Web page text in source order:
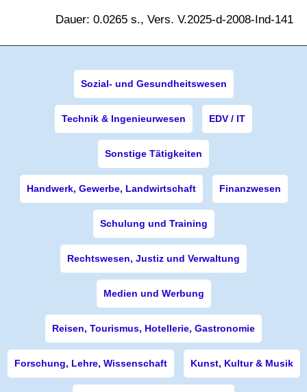
Dauer: 0.0265 s., Vers. V.2025-d-2008-Ind-141
Sozial- und Gesundheitswesen
Technik & Ingenieurwesen EDV / IT
Sonstige Tätigkeiten
Handwerk, Gewerbe, Landwirtschaft Finanzwesen
Schulung und Training
Rechtswesen, Justiz und Verwaltung
Medien und Werbung
Reisen, Tourismus, Hotellerie, Gastronomie
Forschung, Lehre, Wissenschaft Kunst, Kultur & Musik